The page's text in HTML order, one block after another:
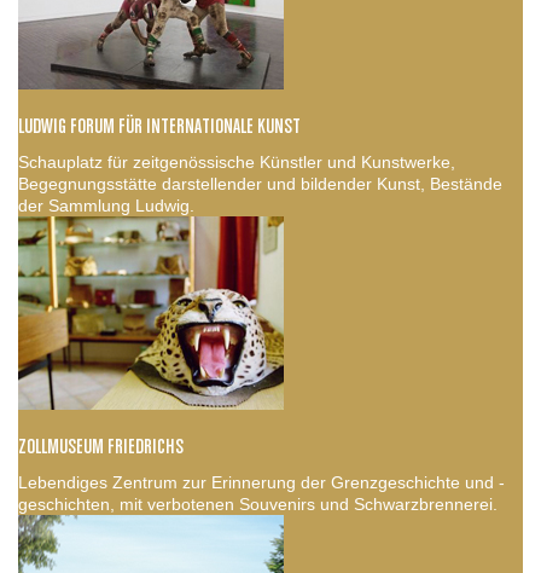
LUDWIG FORUM FÜR INTERNATIONALE KUNST
Schauplatz für zeitgenössische Künstler und Kunstwerke,
Begegnungsstätte darstellender und bildender Kunst, Bestände
der Sammlung Ludwig.
ZOLLMUSEUM FRIEDRICHS
Lebendiges Zentrum zur Erinnerung der Grenzgeschichte und -
geschichten, mit verbotenen Souvenirs und Schwarzbrennerei.